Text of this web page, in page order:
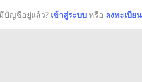
มีบัญชีอยู่แล้ว? เข้าสู่ระบบ หรือ ลงทะเบียน